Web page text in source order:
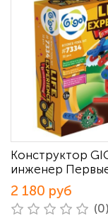
Конструктор
инженер
2 180 руб